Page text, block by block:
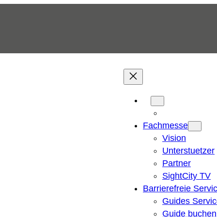
Fachmesse
Vision
Unterstuetzer
Partner
SightCity TV
Barrierefreie
Guides
Guide buchen